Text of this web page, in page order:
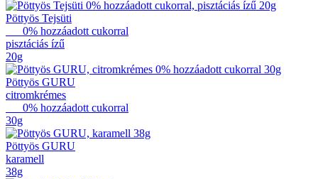
Pöttyös Tejsüti
0% hozzáadott cukorral
pisztáciás ízű
20g
Pöttyös GURU
citromkrémes
0% hozzáadott cukorral
30g
Pöttyös GURU
karamell
38g